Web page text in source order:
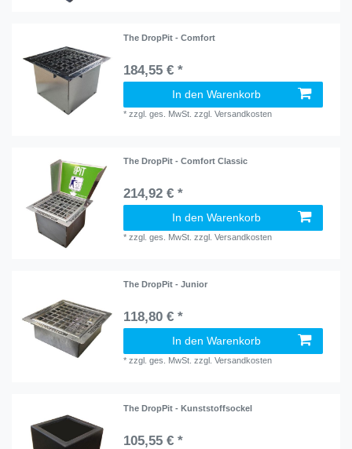
The DropPit - Comfort
184,55 € *
In den Warenkorb
*zzgl. ges. MwSt. zzgl.Versandkosten
The DropPit - Comfort Classic
214,92 € *
In den Warenkorb
*zzgl. ges. MwSt. zzgl.Versandkosten
The DropPit - Junior
118,80 € *
In den Warenkorb
*zzgl. ges. MwSt. zzgl.Versandkosten
The DropPit - Kunststoffsockel
105,55 € *